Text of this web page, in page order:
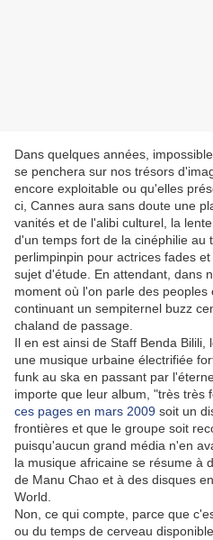
Dans quelques années,
se penchera sur nos trésors
encore exploitable ou qu'elles
ci, Cannes aura sans doute une
vanités et de l'alibi culturel, la
d'un temps fort de la cinéphilie au
perlimpinpin pour actrices fades
sujet d'étude. En attendant, dans
moment où l'on parle des
continuant un sempiternel buzz
chaland de passage.
Il en est ainsi de Staff Benda
une musique urbaine électrifiée
funk au ska en passant par
importe que leur album, "très très
ces pages en mars 2009 soit un
frontières et que le groupe soit
puisqu'aucun grand média n'en
la musique africaine se résume à
de Manu Chao et à des disques
World.
Non, ce qui compte, parce que
ou du temps de cerveau